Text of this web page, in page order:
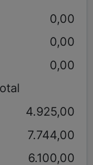
0,00
0,00
0,00
4.925,00
7.744,00
6.100,00